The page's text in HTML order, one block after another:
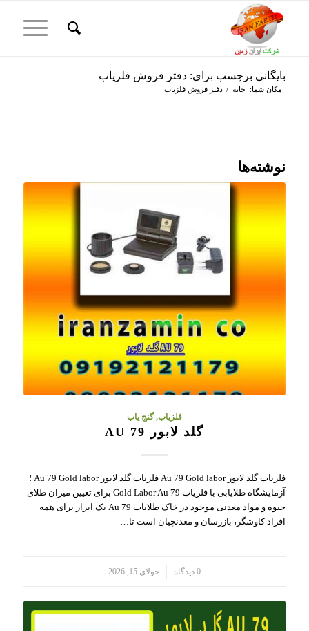
بایگانی برچسب برای: دفتر فروش فلزیاب
مکان شما: خانه / دفتر فروش فلزیاب
نوشته‌ها
فلزیاب,گنج یاب
گلد لابور AU 79
فلزیاب گلد لابور Au 79 Gold labor فلزیاب گلد لابور Au 79 Gold labor ؛
آزمایشگاه طلایابی با فلزیاب Gold Labor Au 79 برای تعیین میزان طلای
جیوه و مواد معدنی موجود در خاک طلایاب Au 79 یک ابزار برای همه
افراد کاوشگر، بازرسان و معدنچیان است تا…
0 دیدگاه جولای 15, 2026